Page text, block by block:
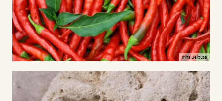
Irina Belousa